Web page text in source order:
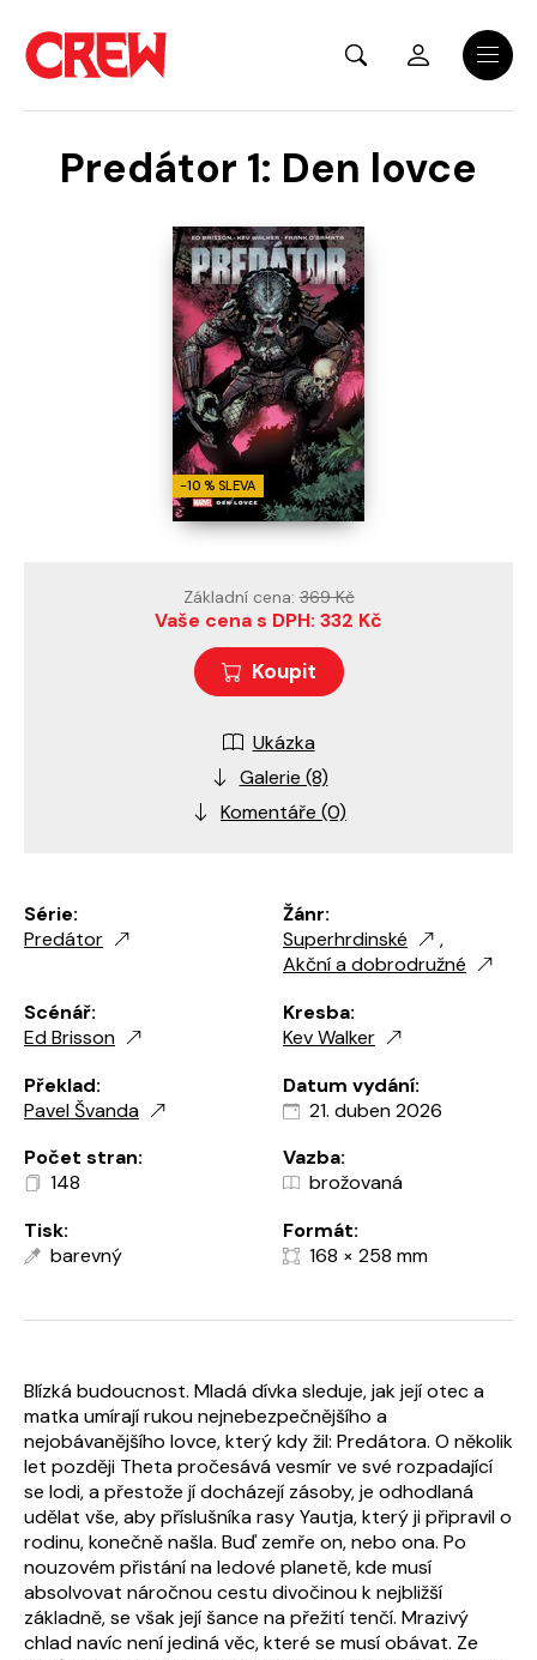
Menu
Predátor 1: Den lovce
-10 % SLEVA
Série:
Predátor
Žánr:
Superhrdinské
,
Akční a dobrodružné
Scénář:
Ed Brisson
Kresba:
Kev Walker
Překlad:
Pavel Švanda
Datum vydání:
21. duben 2026
Počet stran:
148
Vazba:
brožovaná
Tisk:
barevný
Formát:
168 × 258 mm
Základní cena:369 Kč
Vaše cena s DPH: 332 Kč
Koupit
Ukázka
Galerie (8)
Komentáře (0)
Blízká budoucnost. Mladá dívka sleduje, jak její otec a
matka umírají rukou nejnebezpečnějšího a
nejobávanějšího lovce, který kdy žil: Predátora. O několik
let později Theta pročesává vesmír ve své rozpadající
se lodi, a přestože jí docházejí zásoby, je odhodlaná
udělat vše, aby příslušníka rasy Yautja, který ji připravil o
rodinu, konečně našla. Buď zemře on, nebo ona. Po
nouzovém přistání na ledové planetě, kde musí
absolvovat náročnou cestu divočinou k nejbližší
základně, se však její šance na přežití tenčí. Mrazivý
chlad navíc není jediná věc, které se musí obávat. Ze